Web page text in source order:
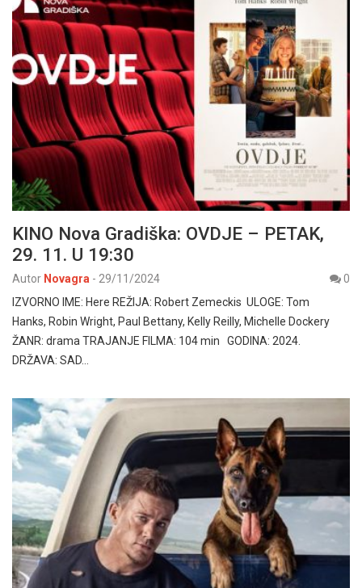
KINO Nova Gradiška: OVDJE – PETAK,
29. 11. U 19:30
Autor Novagra - 29/11/2024
0
IZVORNO IME: Here REŽIJA: Robert Zemeckis ULOGE: Tom
Hanks, Robin Wright, Paul Bettany, Kelly Reilly, Michelle Dockery
ŽANR: drama TRAJANJE FILMA: 104 min GODINA: 2024.
DRŽAVA: SAD…